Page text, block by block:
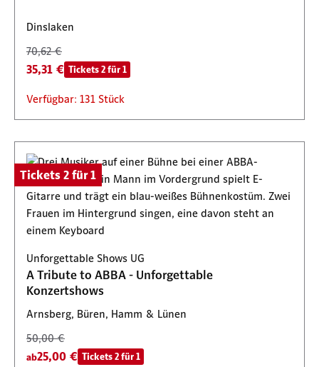
Dinslaken
70,62 €
35,31 € Tickets 2 für 1
Verfügbar: 131 Stück
Tickets 2 für 1
Unforgettable Shows UG
A Tribute to ABBA - Unforgettable
Konzertshows
Arnsberg, Büren, Hamm & Lünen
50,00 €
ab25,00 € Tickets 2 für 1